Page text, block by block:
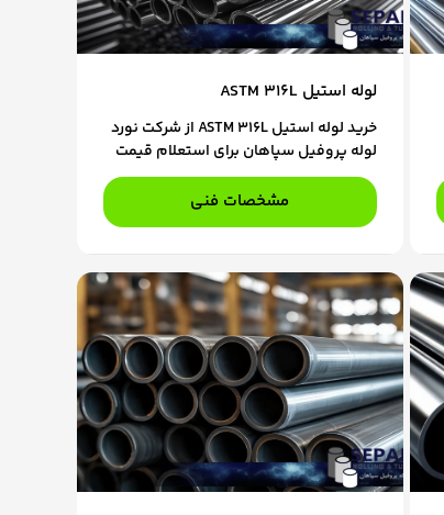
لوله استیل ASTM 316L
خرید لوله استیل ASTM 316L از شرکت نورد
لوله پروفیل سپاهان برای استعلام قیمت
و ثبت سفارش، با کارشناسان فروش ما در
تماس باشید.
مشخصات فنی